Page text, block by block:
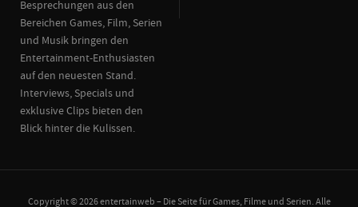
Besprechungen aus den
Bereichen Games, Film, Serien
und Musik bringen den
Entertainment-Enthusiasten
auf den neuesten Stand.
Interviews, Specials und
exklusive Clips bieten den
Blick hinter die Kulissen.
Copyright © 2026 entertainweb – Die Seite für Games, Filme und Serien. Alle